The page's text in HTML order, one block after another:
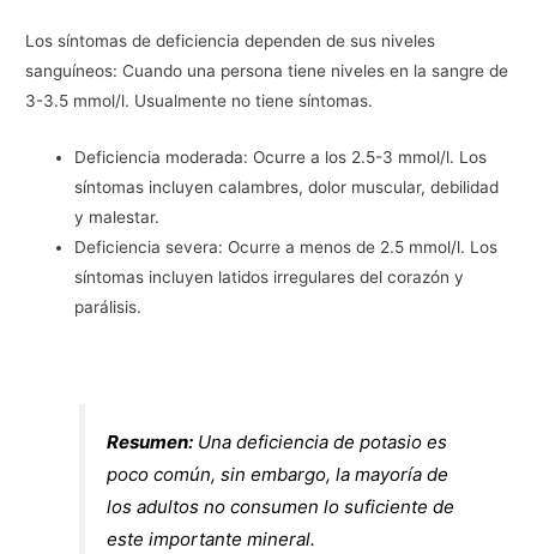
Los síntomas de deficiencia dependen de sus niveles
sanguíneos: Cuando una persona tiene niveles en la sangre de
3-3.5 mmol/l. Usualmente no tiene síntomas.
Deficiencia moderada: Ocurre a los 2.5-3 mmol/l. Los
síntomas incluyen calambres, dolor muscular, debilidad
y malestar.
Deficiencia severa: Ocurre a menos de 2.5 mmol/l. Los
síntomas incluyen latidos irregulares del corazón y
parálisis.
Resumen: Una deficiencia de potasio es
poco común, sin embargo, la mayoría de
los adultos no consumen lo suficiente de
este importante mineral.